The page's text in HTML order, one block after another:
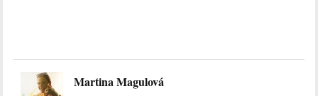
Martina Magulová